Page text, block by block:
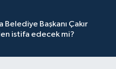
Belediye Başkanı Çakır
istifa edecek mi?